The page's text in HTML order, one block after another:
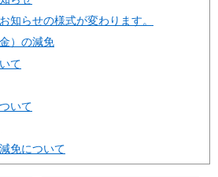
知らせの様式が変わります。
）の減免
て
いて
免について